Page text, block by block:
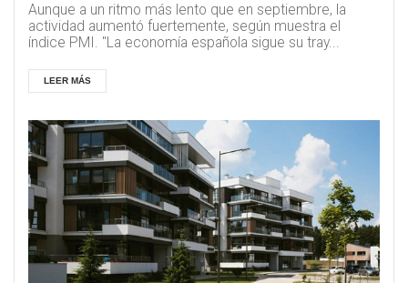
Aunque a un ritmo más lento que en septiembre, la
actividad aumentó fuertemente, según muestra el
índice PMI. "La economía española sigue su tray...
LEER MÁS